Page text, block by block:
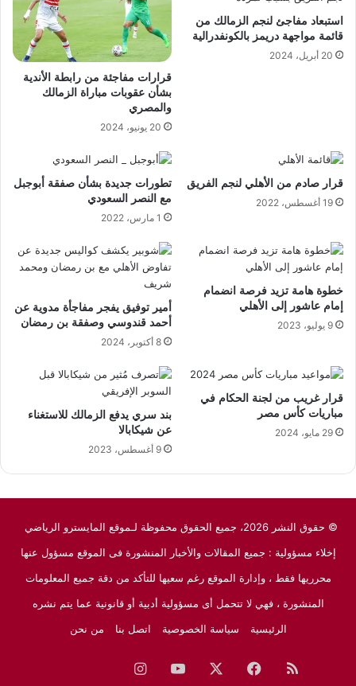
استبعاد مفاجئ لنجم الزمالك من
قائمة مواجهة دريمز بالكونفدرالية
20 أبريل، 2024
قرارات مفاجئة من رابطة الأندية
بشأن عقوبات مباراة الزمالك
والمصري
20 يونيو، 2024
قرار صادم من الأهلي لنجم الفريق
19 أغسطس، 2022
تطورات جديدة بشأن صفقة أبوجبل
مع النصر السعودي
1 مارس، 2022
خطوة هامة تزيد فرصة انضمام
إمام عاشور إلى الأهلي
9 يوليو، 2023
أمير توفيق يفجر مفاجأة مدوية عن
أحمد قندوسي وصفقة بن رمضان
8 أكتوبر، 2024
قرار غريب من لجنة الحكام في
مباريات كأس مصر
29 مايو، 2024
بند سري يدفع الزمالك للاستغناء
عن شيكابالا
9 أغسطس، 2023
© حقوق النشر 2026، جميع الحقوق محفوظة لـموقع المايسترو الرياضي
إخلاء مسؤولية : جميع المقالات والأخبار المنشورة فى الموقع مسؤول عنها
محرريها فقط ، وإدارة الموقع رغم سعيها للتأكد من دقة جميع المعلومات
المنشورة ، فهي لا تتحمل أى مسؤولية أدبية أو قانونية عما يتم نشره
الرئيسية
سياسة الخصوصية اتصل بنا من نحن
ملخصفيسبوك ‫YouTubeانستقرام